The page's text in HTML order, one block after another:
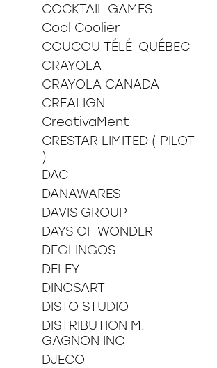
COCKTAIL GAMES
Cool Coolier
COUCOU TÉLÉ-QUÉBEC
CRAYOLA
CRAYOLA CANADA
CREALIGN
CreativaMent
CRESTAR LIMITED ( PILOT
)
DAC
DANAWARES
DAVIS GROUP
DAYS OF WONDER
DEGLINGOS
DELFY
DINOSART
DISTO STUDIO
DISTRIBUTION M.
GAGNON INC
DJECO